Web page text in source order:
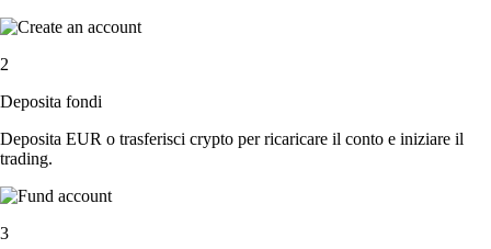
2
Deposita fondi
Deposita EUR o trasferisci crypto per ricaricare il conto e iniziare il
trading.
3